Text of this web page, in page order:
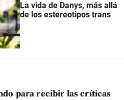
La vida de Danys, más allá
de los estereotipos trans
para recibir las críticas